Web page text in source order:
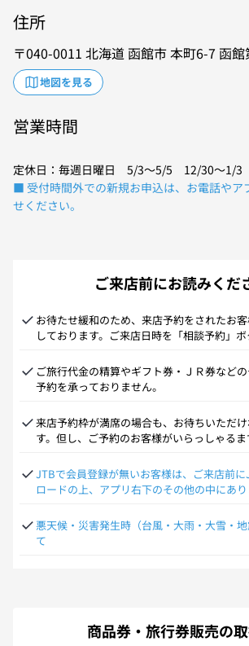
住所
040-0011 北海道 函館市本町6-7 函
地図を見る
営業時間
定休日：毎週日曜日 5/3～5/5 12/30～1/3
■ 受付時間外での新規お申込は、お電話やア
せください。
ご来店前にお読みくだ
お待たせ緩和のため、来店予約をされたお
しております。ご来店日時を「相談予約」
ご旅行代金の精算やギフト券・ＪＲ券など
予約を承っておりません。
来店予約枠が満席の場合も、お待ちいただ
す。但し、ご予約のお客様がいらっしゃる
JTBで会員登録が無いお客様は、ご来店前
ロードの上、アプリ右下のその他の中にあ
悪天候・災害発生時（台風・大雨・大雪・
て
商品券・旅行券販売の